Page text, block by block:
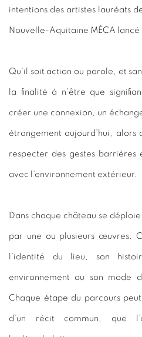
intentions des artistes lauréats
Nouvelle-Aquitaine MÉCA lancé
Qu’il soit action ou parole, et
la finalité à n’être que
créer une connexion, un
étrangement aujourd’hui, alors
respecter des gestes
avec l’environnement extérieur.
Dans chaque château se
par une ou plusieurs œuvres.
l’identité du lieu , son
environnement ou son mode
Chaque étape du parcours
d’un récit commun, que